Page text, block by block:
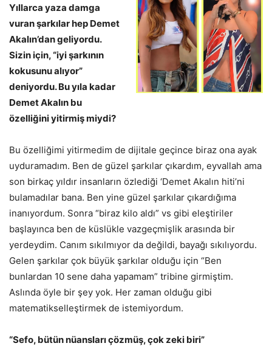
Yıllarca yaza damga
vuran şarkılar hep Demet
Akalın’dan geliyordu.
Sizin için, “iyi şarkının
kokusunu alıyor”
deniyordu. Bu yıla kadar
Demet Akalın bu
özelliğini yitirmiş miydi?
Bu özelliğimi yitirmedim de dijitale geçince biraz ona ayak
uyduramadım. Ben de güzel şarkılar çıkardım, eyvallah ama
son birkaç yıldır insanların özlediği ‘Demet Akalın hiti’ni
bulamadılar bana. Ben yine güzel şarkılar çıkardığıma
inanıyordum. Sonra “biraz kilo aldı” vs gibi eleştiriler
başlayınca ben de küslükle vazgeçmişlik arasında bir
yerdeydim. Canım sıkılmıyor da değildi, bayağı sıkılıyordu.
Gelen şarkılar çok büyük şarkılar olduğu için “Ben
bunlardan 10 sene daha yapamam” tribine girmiştim.
Aslında öyle bir şey yok. Her zaman olduğu gibi
matematikselleştirmek de istemiyordum.
“Sefo, bütün nüansları çözmüş, çok zeki biri”